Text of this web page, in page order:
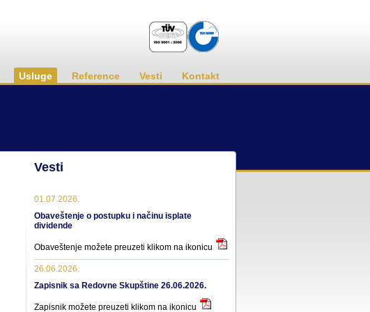
Usluge Reference Vesti Kontakt
Vesti
01.07.2026.
Obaveštenje o postupku i načinu isplate
dividende
Obaveštenje možete preuzeti klikom na ikonicu
26.06.2026.
Zapisnik sa Redovne Skupštine 26.06.2026.
Zapisnik možete preuzeti klikom na ikonicu